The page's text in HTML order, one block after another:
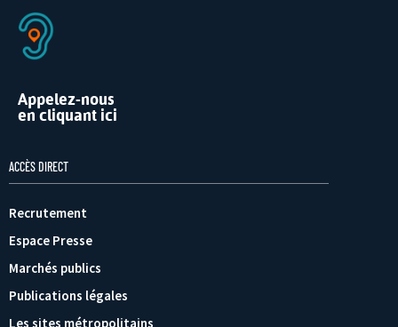
Appelez-nous
en cliquant ici
ACCÈS DIRECT
Recrutement
Espace Presse
Marchés publics
Publications légales
Les sites métropolitains